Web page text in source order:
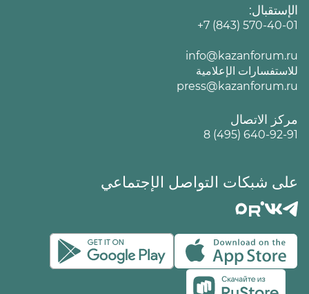
الإستقبال:
+7 (843) 570-40-01
info@kazanforum.ru
للاستفسارات الإعلامية
press@kazanforum.ru
مركز الاتصال
8 (495) 640-92-91
على شبكات التواصل الإجتماعي